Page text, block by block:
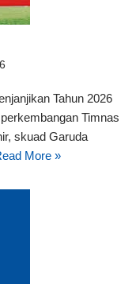
Tahun 2026
Timnas
skuad Garuda
More »